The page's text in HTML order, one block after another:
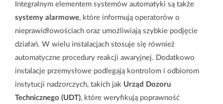
Integralnym elementem systemów automatyki są także
systemy alarmowe, które informują operatorów o
nieprawidłowościach oraz umożliwiają szybkie podjęcie
działań. W wielu instalacjach stosuje się również
automatyczne procedury reakcji awaryjnej. Dodatkowo
instalacje przemysłowe podlegają kontrolom i odbiorom
instytucji nadzorczych, takich jak Urząd Dozoru
Technicznego (UDT), które weryfikują poprawność